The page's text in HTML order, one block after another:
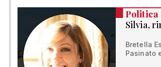
Politica
Silvia,
Bretella
Pasinato